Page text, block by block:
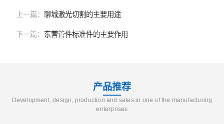
上一篇： 聊城激光切割的主要用途
下一篇： 东营管件标准件的主要作用
产品推荐
Development, design, production and sales in one of the manufacturing
enterprises